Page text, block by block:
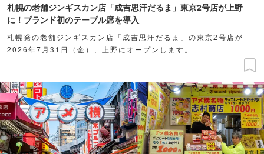
札幌の老舗ジンギスカン店「成吉思汗だるま」東京2号店が上野
に！ブランド初のテーブル席を導入
札幌発の老舗ジンギスカン店「成吉思汗だるま」の東京2号店が
2026年7月31日（金）、上野にオープンします。